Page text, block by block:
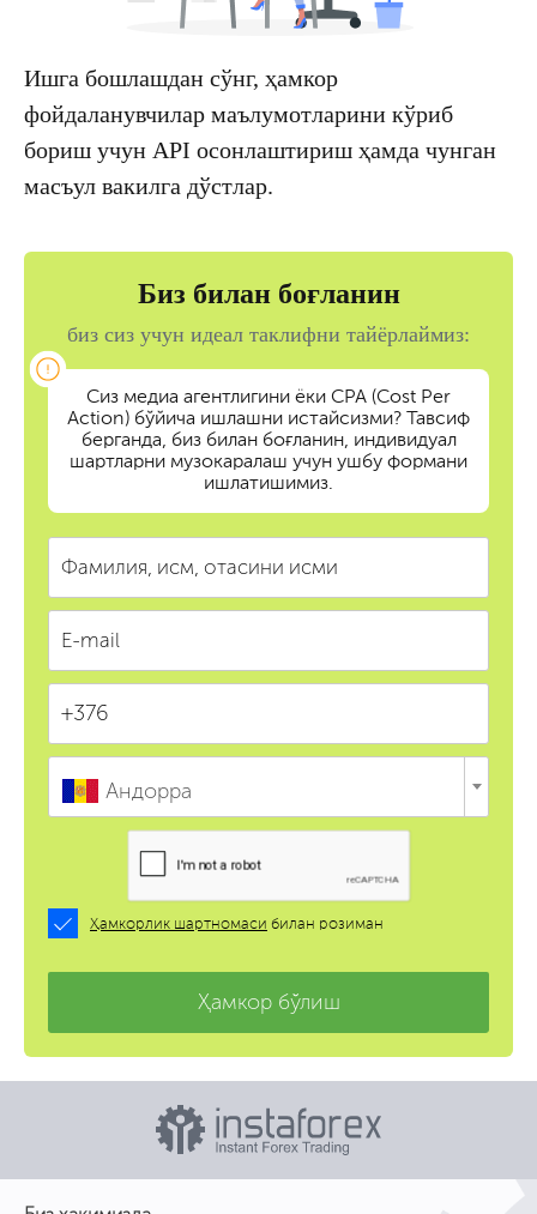
Ишга бошлашдан сўнг, ҳамкор
фойдаланувчилар маълумотларини кўриб
бориш учун API осонлаштириш ҳамда чунган
масъул вакилга дўстлар.
Биз билан боғланин
биз сиз учун идеал таклифни тайёрлаймиз:
Сиз медиа агентлигини ёки CPA (Cost Per
Action) бўйича ишлашни истайсизми? Тавсиф
берганда, биз билан боғланин, индивидуал
шартларни музокаралаш учун ушбу формани
ишлатишимиз.
Андорра
Ҳамкорлик шартномаси билан розиман
Ҳамкор бўлиш